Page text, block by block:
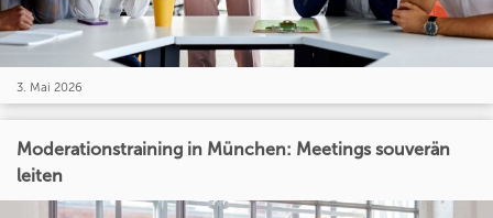
3. Mai 2026
Moderationstraining in München: Meetings souverän
leiten